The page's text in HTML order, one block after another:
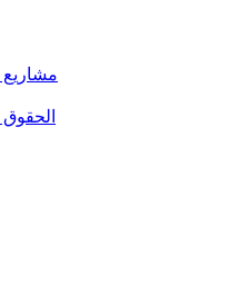
مشاريع
الحقوق